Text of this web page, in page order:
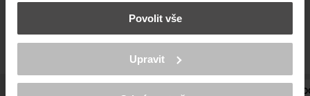
Zjistěte více o tom, jak zpracováváme vaše osobní údaje, a nastavte
části s podrobnostmi . Svůj souhlas můžete kdykoliv
K provozu stránek, personalizaci obsahu a reklam, funkcí sociálních
médií, analýze návštěvnosti, které mohou nést osobní údaje.
Více najdete vprohlášení o ochraně osobních údajů.
Povolit vše
Upravit